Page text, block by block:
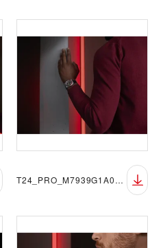
T24_PRO_M7939G1A0NRU-0002_094